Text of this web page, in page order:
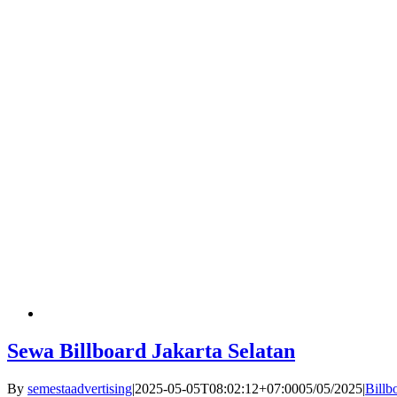
Sewa Billboard Jakarta Selatan
By semestaadvertising|2025-05-05T08:02:12+07:0005/05/2025|